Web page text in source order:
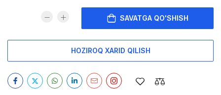
SAVATGA QO'SHISH
HOZIROQ XARID QILISH